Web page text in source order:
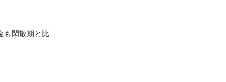
も閑散期と比